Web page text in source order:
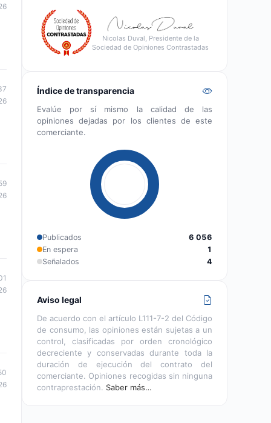
Nicolas Duval, Presidente de la
Sociedad de Opiniones Contrastadas
Índice de transparencia
Evalúe por sí mismo la calidad de las
opiniones dejadas por los clientes de este
comerciante.
Publicados
6 056
En espera
1
Señalados
4
Aviso legal
De acuerdo con el artículo L111-7-2 del Código
de consumo, las opiniones están sujetas a un
control, clasificadas por orden cronológico
decreciente y conservadas durante toda la
duración de ejecución del contrato del
comerciante. Opiniones recogidas sin ninguna
contraprestación. Saber más…